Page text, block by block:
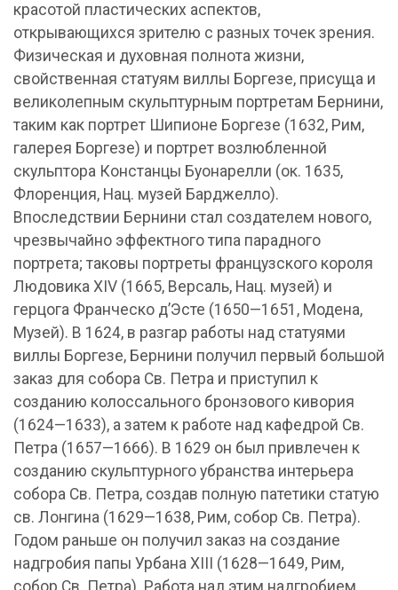
красотой пластических аспектов,
открывающихся зрителю с разных точек зрения.
Физическая и духовная полнота жизни,
свойственная статуям виллы Боргезе, присуща и
великолепным скульптурным портретам Бернини,
таким как портрет Шипионе Боргезе (1632, Рим,
галерея Боргезе) и портрет возлюбленной
скульптора Констанцы Буонарелли (ок. 1635,
Флоренция, Нац. музей Барджелло).
Впоследствии Бернини стал создателем нового,
чрезвычайно эффектного типа парадного
портрета; таковы портреты французского короля
Людовика XIV (1665, Версаль, Нац. музей) и
герцога Франческо д’Эсте (1650—1651, Модена,
Музей). В 1624, в разгар работы над статуями
виллы Боргезе, Бернини получил первый большой
заказ для собора Св. Петра и приступил к
созданию колоссального бронзового кивория
(1624—1633), а затем к работе над кафедрой Св.
Петра (1657—1666). В 1629 он был привлечен к
созданию скульптурного убранства интерьера
собора Св. Петра, создав полную патетики статую
св. Лонгина (1629—1638, Рим, собор Св. Петра).
Годом раньше он получил заказ на создание
надгробия папы Урбана XIII (1628—1649, Рим,
собор Св. Петра). Работа над этим надгробием